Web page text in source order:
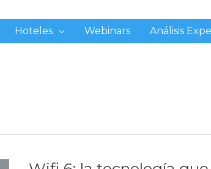
Hoteles Webinars Análisis